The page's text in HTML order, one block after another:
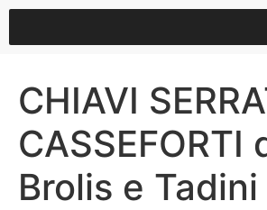
CHIAVI
CASSEFORTI
Brolis e Tadini